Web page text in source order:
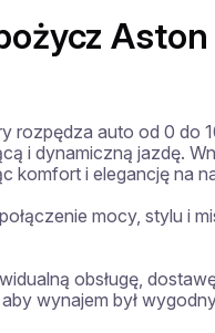
rozpędza auto od 0
i dynamiczną jazdę.
komfort i elegancję na
mocy, stylu i
obsługę,
wynajem był